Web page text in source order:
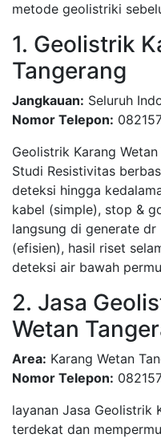
metode geolistriki
1. Geolistrik
Tangerang
Jangkauan: Seluruh
Nomor Telepon:
Geolistrik Karang
Studi Resistivitas
deteksi hingga
kabel (simple), stop &
langsung di generate dr
(efisien), hasil riset
deteksi air bawah
2. Jasa
Wetan
Area: Karang Wetan
Nomor Telepon:
layanan Jasa Geolistrik
terdekat dan